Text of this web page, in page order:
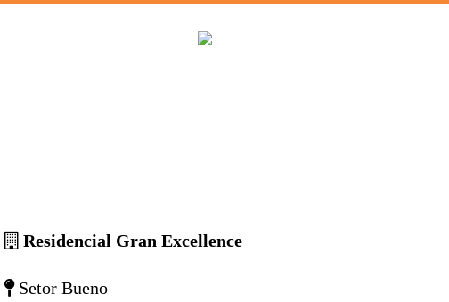
Residencial Gran Excellence
Setor Bueno